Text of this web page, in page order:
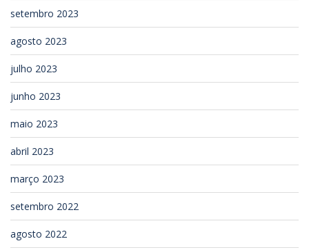
setembro 2023
agosto 2023
julho 2023
junho 2023
maio 2023
abril 2023
março 2023
setembro 2022
agosto 2022